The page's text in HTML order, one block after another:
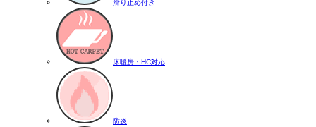
滑り止め付き
床暖房・HC対応
防炎